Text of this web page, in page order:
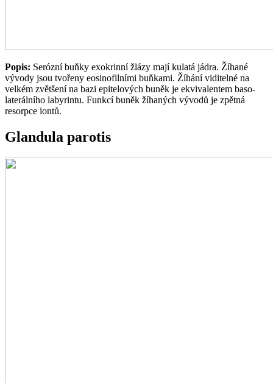
Popis: Serózní buňky exokrinní žlázy mají kulatá jádra. Žíhané
vývody jsou tvořeny eosinofilními buňkami. Žíhání viditelné na
velkém zvětšení na bazi epitelových buněk je ekvivalentem baso-
laterálního labyrintu. Funkcí buněk žíhaných vývodů je zpětná
resorpce iontů.
Glandula parotis